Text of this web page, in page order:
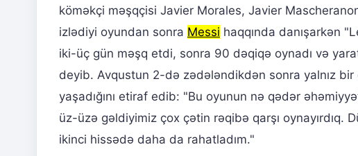
köməkçi məşqçisi Javier Morales, Javier
izlədiyi oyundan sonra Messi haqqında danışarkən
iki-üç gün məşq etdi, sonra 90 dəqiqə oynadı və
deyib. Avqustun 2-də zədələndikdən sonra yalnız bir
yaşadığını etiraf edib: "Bu oyunun nə qədər
üz-üzə gəldiyimiz çox çətin rəqibə qarşı
ikinci hissədə daha da rahatladım."